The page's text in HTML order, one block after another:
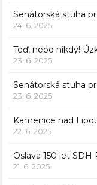
Senátorská stuha
24. 6. 2025
Teď, nebo nikdy!
23. 6. 2025
Senátorská stuha
23. 6. 2025
Kamenice nad
22. 6. 2025
Oslava 150 let
21. 6. 2025